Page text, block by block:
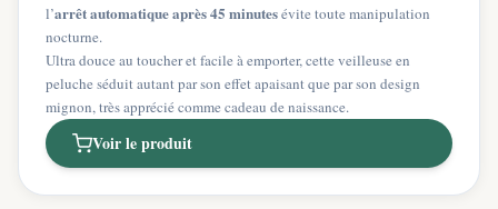
l’arrêt automatique après 45 minutesévite toute manipulation
nocturne.
Ultra douce au toucher et facile à emporter, cette veilleuse en
peluche séduit autant par son effet apaisant que par son design
mignon, très apprécié comme cadeau de naissance.
Voir le produit